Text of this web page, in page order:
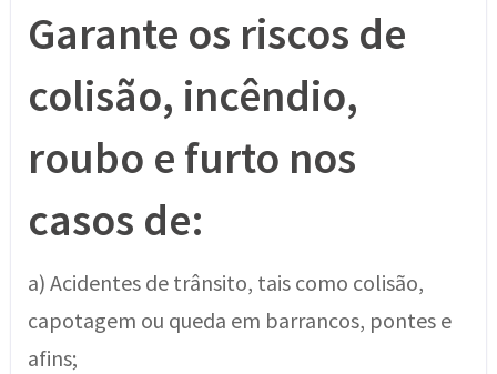
Garante os riscos de
colisão, incêndio,
roubo e furto nos
casos de:
a) Acidentes de trânsito, tais como colisão,
capotagem ou queda em barrancos, pontes e
afins;